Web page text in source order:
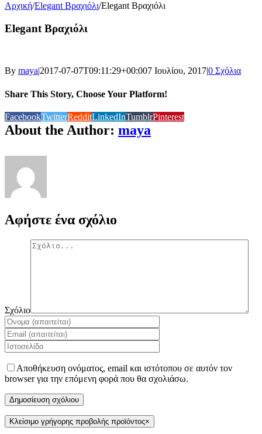
Αρχική/Elegant Βραχιόλι/Elegant Βραχιόλι
Elegant Βραχιόλι
By maya|2017-07-07T09:11:29+00:007 Ιουλίου, 2017|0 Σχόλια
Share This Story, Choose Your Platform!
FacebookTwitterRedditLinkedInTumblrPinterest
About the Author: maya
Αφήστε ένα σχόλιο
Σχόλιο
Αποθήκευση ονόματος, email και ιστότοπου σε αυτόν τον
browser για την επόμενη φορά που θα σχολιάσω.
Κλείσιμο γρήγορης προβολής προϊόντος×